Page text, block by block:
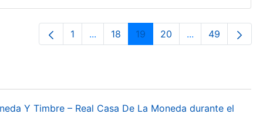
Página
1 ...Páginas intermedias Use TAB para
Página
18 Página
19 Página
20 ...PáginasPágina
49
Y Timbre – Real Casa De La Moneda durante el